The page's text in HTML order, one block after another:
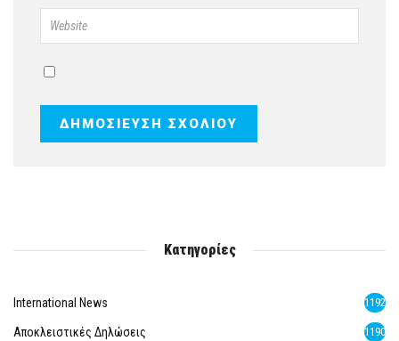
Κατηγορίες
International News 1192
Αποκλειστικές Δηλώσεις 1190